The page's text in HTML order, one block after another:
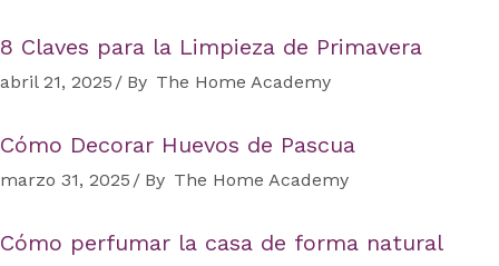
8 Claves para la Limpieza de Primavera
abril 21, 2025 By The Home Academy
Cómo Decorar Huevos de Pascua
marzo 31, 2025 By The Home Academy
Cómo perfumar la casa de forma natural